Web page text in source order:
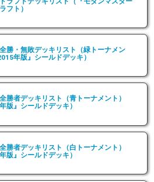
フト）
勝・無敗デッキリスト（緑トーナメン
年版』シールドデッキ）
勝者デッキリスト（青トーナメント）
版』シールドデッキ）
勝者デッキリスト（白トーナメント）
版』シールドデッキ）